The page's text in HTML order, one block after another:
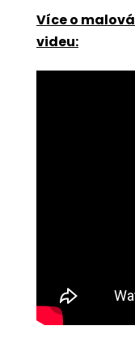
Více o
videu: